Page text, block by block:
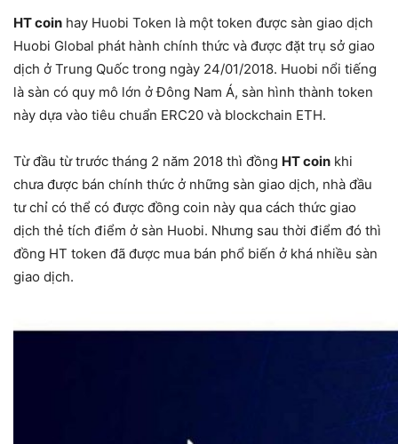
HT coin hay Huobi Token là một token được sàn giao dịch
Huobi Global phát hành chính thức và được đặt trụ sở giao
dịch ở Trung Quốc trong ngày 24/01/2018. Huobi nổi tiếng
là sàn có quy mô lớn ở Đông Nam Á, sàn hình thành token
này dựa vào tiêu chuẩn ERC20 và blockchain ETH.
Từ đầu từ trước tháng 2 năm 2018 thì đồng HT coin khi
chưa được bán chính thức ở những sàn giao dịch, nhà đầu
tư chỉ có thể có được đồng coin này qua cách thức giao
dịch thẻ tích điểm ở sàn Huobi. Nhưng sau thời điểm đó thì
đồng HT token đã được mua bán phổ biến ở khá nhiều sàn
giao dịch.